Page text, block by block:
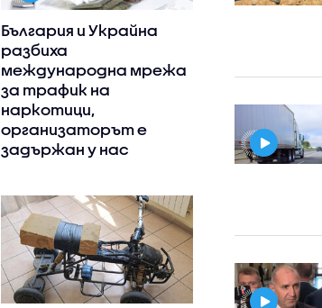
България и Украйна
разбиха
международна мрежа
за трафик на
наркотици,
организаторът е
задържан у нас